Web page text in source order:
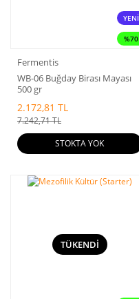
YENİ
%70
Fermentis
WB-06 Buğday Birası Mayası
500 gr
2.172,81 TL
7.242,71 TL
STOKTA YOK
TÜKENDİ